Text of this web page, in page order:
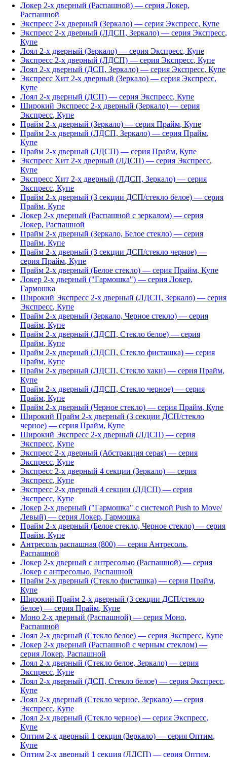
Локер 2-х дверный (Распашной) — серия Локер,
Распашной
Экспресс 2-х дверный (Зеркало) — серия Экспресс, Купе
Экспресс 2-х дверный (ЛДСП, Зеркало) — серия Экспресс,
Купе
Лоял 2-х дверный (Зеркало) — серия Экспресс, Купе
Экспресс 2-х дверный (ЛДСП) — серия Экспресс, Купе
Лоял 2-х дверный (ДСП, Зеркало) — серия Экспресс, Купе
Экспресс Хит 2-х дверный (Зеркало) — серия Экспресс,
Купе
Лоял 2-х дверный (ДСП) — серия Экспресс, Купе
Широкий Экспресс 2-х дверный (Зеркало) — серия
Экспресс, Купе
Прайм 2-х дверный (Зеркало) — серия Прайм, Купе
Прайм 2-х дверный (ЛДСП, Зеркало) — серия Прайм,
Купе
Прайм 2-х дверный (ЛДСП) — серия Прайм, Купе
Экспресс Хит 2-х дверный (ЛДСП) — серия Экспресс,
Купе
Экспресс Хит 2-х дверный (ЛДСП, Зеркало) — серия
Экспресс, Купе
Прайм 2-х дверный (3 секции ДСП/стекло белое) — серия
Прайм, Купе
Локер 2-х дверный (Распашной с зеркалом) — серия
Локер, Распашной
Прайм 2-х дверный (Зеркало, Белое стекло) — серия
Прайм, Купе
Прайм 2-х дверный (3 секции ДСП/стекло черное) —
серия Прайм, Купе
Прайм 2-х дверный (Белое стекло) — серия Прайм, Купе
Локер 2-х дверный ("Гармошка") — серия Локер,
Гармошка
Широкий Экспресс 2-х дверный (ЛДСП, Зеркало) — серия
Экспресс, Купе
Прайм 2-х дверный (Зеркало, Черное стекло) — серия
Прайм, Купе
Прайм 2-х дверный (ЛДСП, Стекло белое) — серия
Прайм, Купе
Прайм 2-х дверный (ЛДСП, Стекло фисташка) — серия
Прайм, Купе
Прайм 2-х дверный (ЛДСП, Стекло хаки) — серия Прайм,
Купе
Прайм 2-х дверный (ЛДСП, Стекло черное) — серия
Прайм, Купе
Прайм 2-х дверный (Черное стекло) — серия Прайм, Купе
Широкий Прайм 2-х дверный (3 секции ДСП/стекло
черное) — серия Прайм, Купе
Широкий Экспресс 2-х дверный (ЛДСП) — серия
Экспресс, Купе
Экспресс 2-х дверный (Абстракция серая) — серия
Экспресс, Купе
Экспресс 2-х дверный 4 секции (Зеркало) — серия
Экспресс, Купе
Экспресс 2-х дверный 4 секции (ЛДСП) — серия
Экспресс, Купе
Локер 2-х дверный ("Гармошка" с системой Push to Move/
Левый) — серия Локер, Гармошка
Прайм 2-х дверный (Белое стекло, Черное стекло) — серия
Прайм, Купе
Антресоль распашная (800) — серия Антресоль,
Распашной
Локер 2-х дверный с антресолью (Распашной) — серия
Локер с антресолью, Распашной
Прайм 2-х дверный (Стекло фисташка) — серия Прайм,
Купе
Широкий Прайм 2-х дверный (3 секции ДСП/стекло
белое) — серия Прайм, Купе
Моно 2-х дверный (Распашной) — серия Моно,
Распашной
Лоял 2-х дверный (Стекло белое) — серия Экспресс, Купе
Локер 2-х дверный (Распашной с черным стеклом) —
серия Локер, Распашной
Лоял 2-х дверный (Стекло белое, Зеркало) — серия
Экспресс, Купе
Лоял 2-х дверный (ДСП, Стекло белое) — серия Экспресс,
Купе
Лоял 2-х дверный (Стекло черное, Зеркало) — серия
Экспресс, Купе
Лоял 2-х дверный (Стекло черное) — серия Экспресс,
Купе
Оптим 2-х дверный 1 секция (Зеркало) — серия Оптим,
Купе
Оптим 2-х дверный 1 секция (ЛДСП) — серия Оптим,